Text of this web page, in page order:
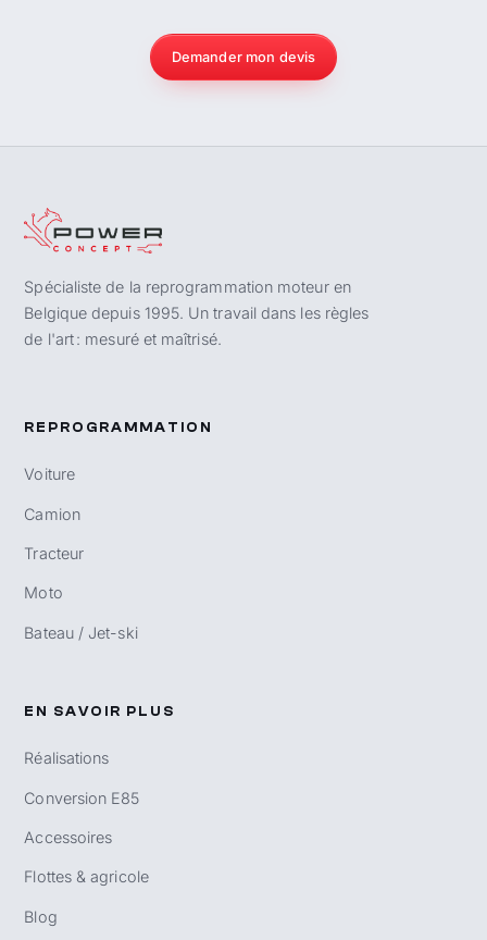
Demander mon devis
Spécialiste de la reprogrammation moteur en
Belgique depuis 1995. Un travail dans les règles
de l'art : mesuré et maîtrisé.
REPROGRAMMATION
Voiture
Camion
Tracteur
Moto
Bateau / Jet-ski
EN SAVOIR PLUS
Réalisations
Conversion E85
Accessoires
Flottes & agricole
Blog